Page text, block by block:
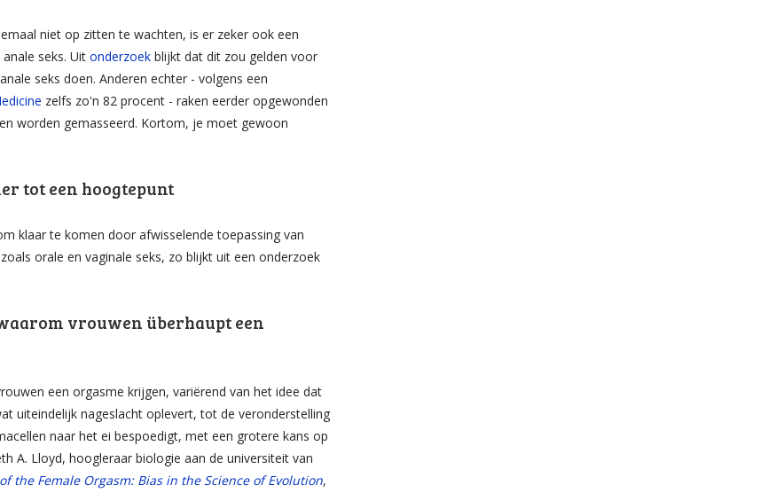
niet op zitten te wachten, is er zeker ook een
seks. Uit onderzoek blijkt dat dit zou gelden voor
seks doen. Anderen echter - volgens een
zelfs zo'n 82 procent - raken eerder opgewonden
worden gemasseerd. Kortom, je moet gewoon
tot een hoogtepunt
klaar te komen door afwisselende toepassing van
orale en vaginale seks, zo blijkt uit een onderzoek
vrouwen überhaupt een
een orgasme krijgen, variërend van het idee dat
uiteindelijk nageslacht oplevert, tot de veronderstelling
naar het ei bespoedigt, met een grotere kans op
A. Lloyd, hoogleraar biologie aan de universiteit van
the Female Orgasm: Bias in the Science of Evolution,